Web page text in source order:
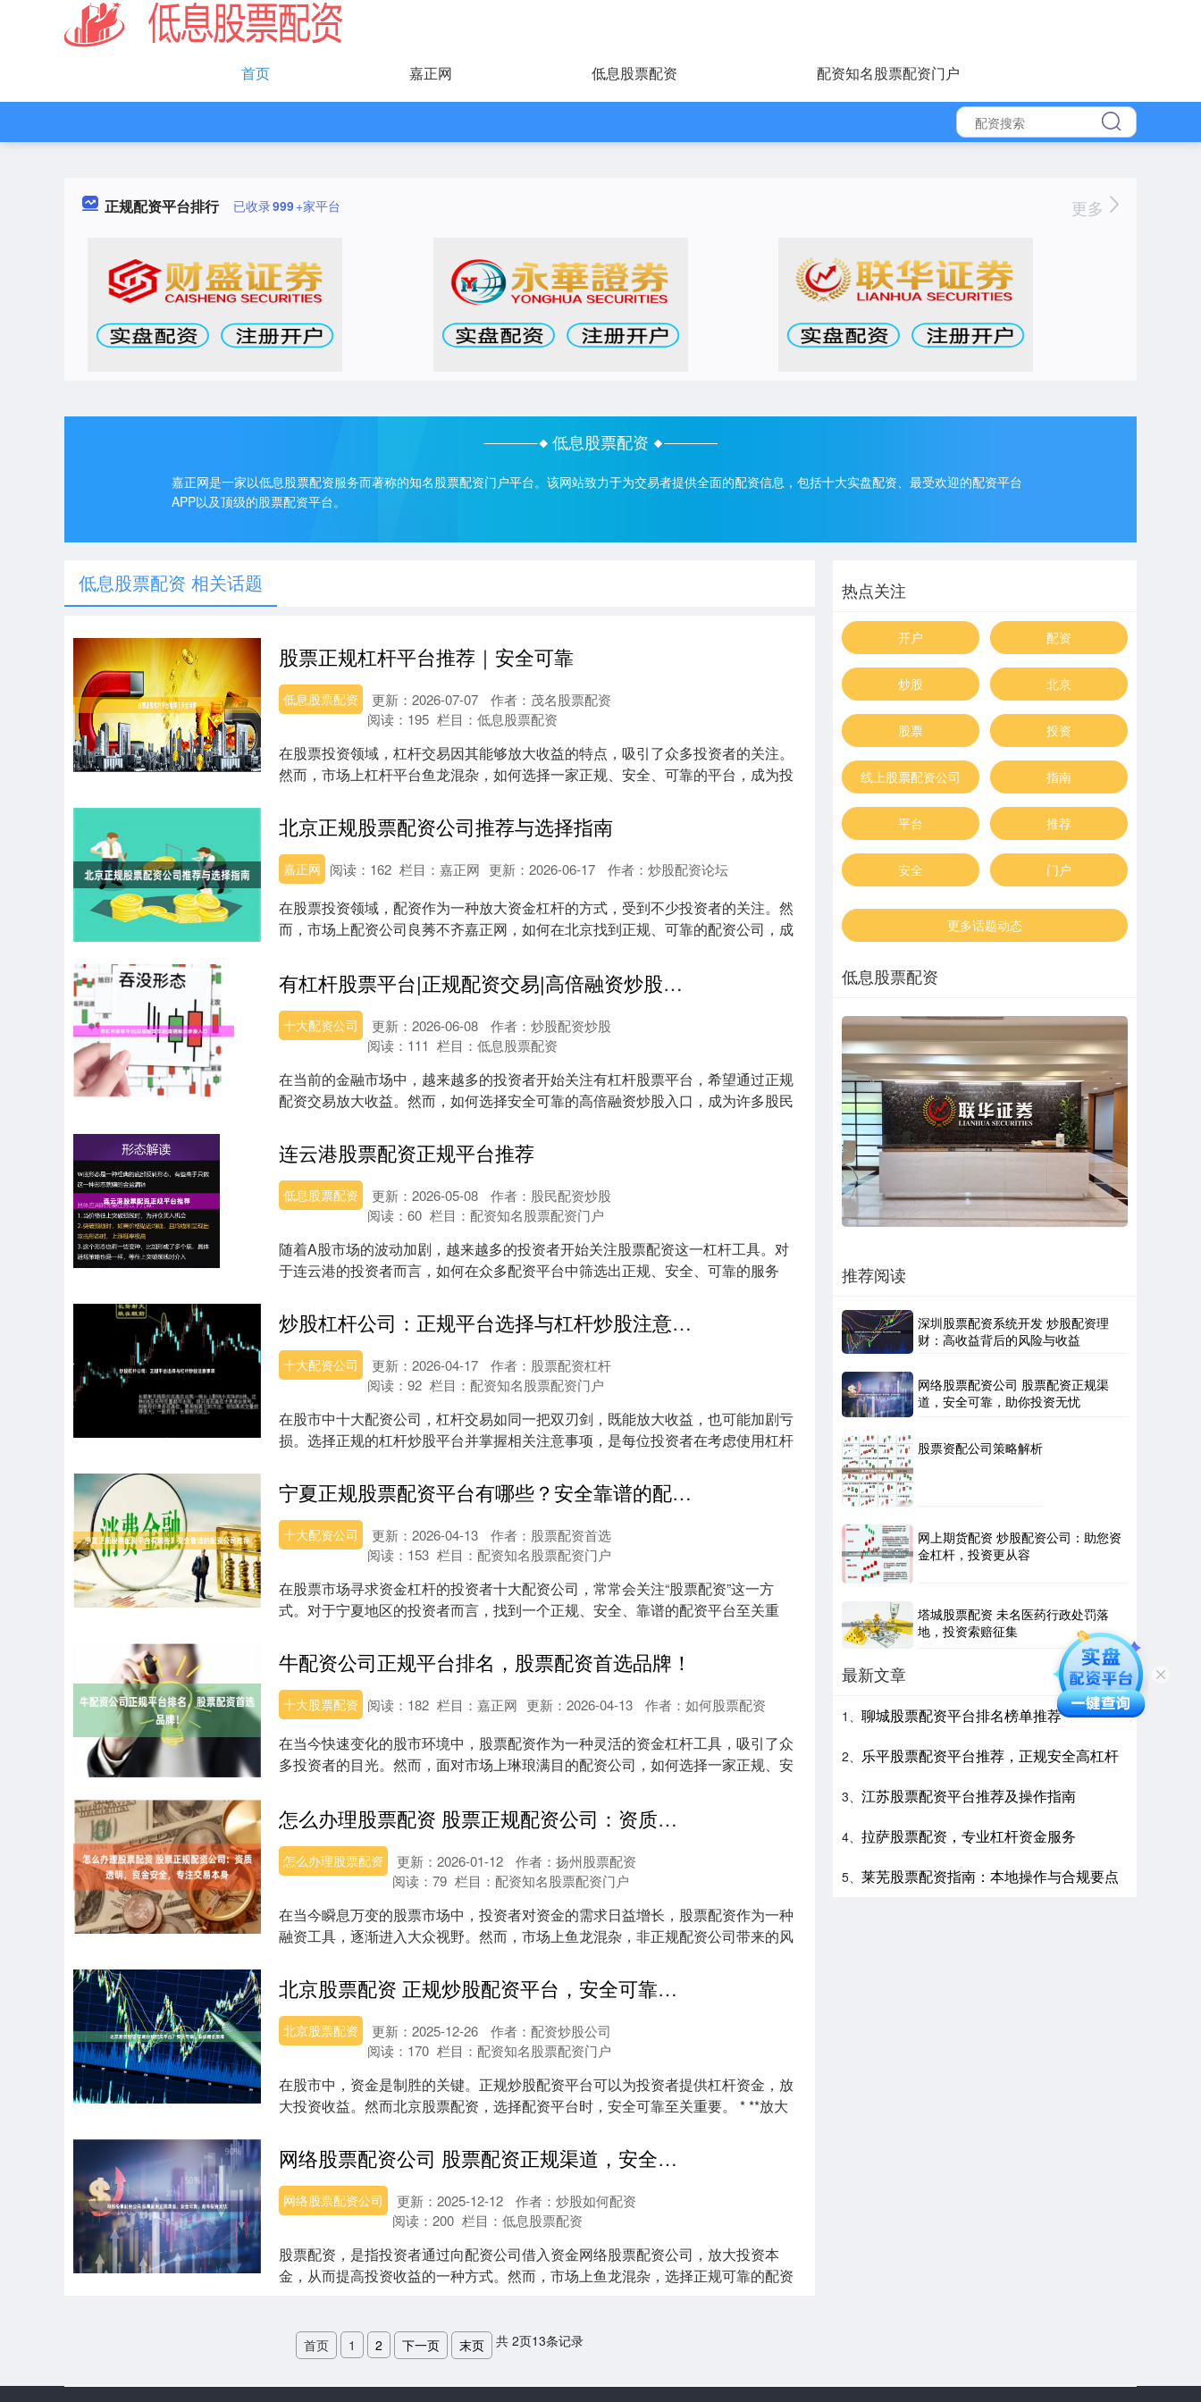
首页 嘉正网 低息股票配资 配资知名股票配资门户
正规配资平台排行 已收录999+家平台 更多
低息股票配资
嘉正网是一家以低息股票配资服务而著称的知名股票配资门户平台。该网站致力于为交易者提供全面的配资信息，包括十大实盘配资、最受欢迎的配资平台
APP以及顶级的股票配资平台。
低息股票配资 相关话题
股票正规杠杆平台推荐｜安全可靠
低息股票配资 更新：2026-07-07
作者：茂名股票配资
阅读： 195 栏目： 低息股票配资
在股票投资领域，杠杆交易因其能够放大收益的特点，吸引了众多投资者的关注。
然而，市场上杠杆平台鱼龙混杂，如何选择一家正规、安全、可靠的平台，成为投
北京正规股票配资公司推荐与选择指南
嘉正网 更新：2026-06-17 作者：炒股配资论坛
阅读： 162 栏目： 嘉正网
在股票投资领域，配资作为一种放大资金杠杆的方式，受到不少投资者的关注。然
而，市场上配资公司良莠不齐嘉正网，如何在北京找到正规、可靠的配资公司，成
有杠杆股票平台|正规配资交易|高倍融资炒股入口
十大配资公司 更新：2026-06-08
作者：炒股配资炒股
阅读： 111 栏目： 低息股票配资
在当前的金融市场中，越来越多的投资者开始关注有杠杆股票平台，希望通过正规
配资交易放大收益。然而，如何选择安全可靠的高倍融资炒股入口，成为许多股民
连云港股票配资正规平台推荐
低息股票配资 更新：2026-05-08
作者：股民配资炒股
阅读： 60 栏目： 配资知名股票配资门户
随着A股市场的波动加剧，越来越多的投资者开始关注股票配资这一杠杆工具。对
于连云港的投资者而言，如何在众多配资平台中筛选出正规、安全、可靠的服务
炒股杠杆公司：正规平台选择与杠杆炒股注意事项
十大配资公司 更新：2026-04-17
作者：股票配资杠杆
阅读： 92 栏目： 配资知名股票配资门户
在股市中十大配资公司，杠杆交易如同一把双刃剑，既能放大收益，也可能加剧亏
损。选择正规的杠杆炒股平台并掌握相关注意事项，是每位投资者在考虑使用杠杆
宁夏正规股票配资平台有哪些？安全靠谱的配资公司推荐
十大配资公司 更新：2026-04-13
作者：股票配资首选
阅读： 153 栏目： 配资知名股票配资门户
在股票市场寻求资金杠杆的投资者十大配资公司，常常会关注“股票配资”这一方
式。对于宁夏地区的投资者而言，找到一个正规、安全、靠谱的配资平台至关重
牛配资公司正规平台排名，股票配资首选品牌！
十大股票配资 更新：2026-04-13 作者：如何股票配资
阅读： 182 栏目： 嘉正网
在当今快速变化的股市环境中，股票配资作为一种灵活的资金杠杆工具，吸引了众
多投资者的目光。然而，面对市场上琳琅满目的配资公司，如何选择一家正规、安
怎么办理股票配资 股票正规配资公司：资质透明，资金安全，专注交易本身
怎么办理股票配资 更新：2026-01-12
作者：扬州股票配资
阅读： 79 栏目： 配资知名股票配资门户
在当今瞬息万变的股票市场中，投资者对资金的需求日益增长，股票配资作为一种
融资工具，逐渐进入大众视野。然而，市场上鱼龙混杂，非正规配资公司带来的风
北京股票配资 正规炒股配资平台，安全可靠，助你掘金股海
北京股票配资 更新：2025-12-26
作者：配资炒股公司
阅读： 170 栏目： 配资知名股票配资门户
在股市中，资金是制胜的关键。正规炒股配资平台可以为投资者提供杠杆资金，放
大投资收益。然而北京股票配资，选择配资平台时，安全可靠至关重要。 * **放大
网络股票配资公司 股票配资正规渠道，安全可靠，助你投资无忧
网络股票配资公司 更新：2025-12-12
作者：炒股如何配资
阅读： 200 栏目： 低息股票配资
股票配资，是指投资者通过向配资公司借入资金网络股票配资公司，放大投资本
金，从而提高投资收益的一种方式。然而，市场上鱼龙混杂，选择正规可靠的配资
首页 1 2 下一页 末页 共 2页13条记录
热点关注
开户 配资
炒股 北京
股票 投资
线上股票配资公司 指南
平台 推荐
安全 门户
更多话题动态
低息股票配资
推荐阅读
深圳股票配资系统开发 炒股配资理
财：高收益背后的风险与收益
网络股票配资公司 股票配资正规渠
道，安全可靠，助你投资无忧
股票资配公司策略解析
网上期货配资 炒股配资公司：助您资
金杠杆，投资更从容
塔城股票配资 未名医药行政处罚落
地，投资索赔征集
最新文章
1、 聊城股票配资平台排名榜单推荐
2、 乐平股票配资平台推荐，正规安全高杠杆
3、 江苏股票配资平台推荐及操作指南
4、 拉萨股票配资，专业杠杆资金服务
5、 莱芜股票配资指南：本地操作与合规要点